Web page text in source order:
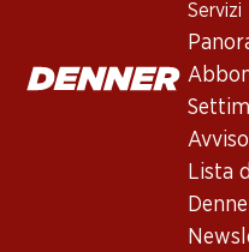
Servizi
Lista
Rosso rubino intenso e
Naso complesso con
violette, erbe
una leggera nota di grafite.